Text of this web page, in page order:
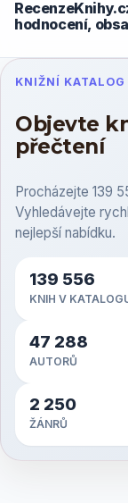
hodnocení,
KNIŽNÍ KATALOG
Objevte
přečtení
Procházejte 139
Vyhledávejte
nejlepší nabídku.
139 556
KNIH V
47 288
AUTORŮ
2 250
ŽÁNRŮ